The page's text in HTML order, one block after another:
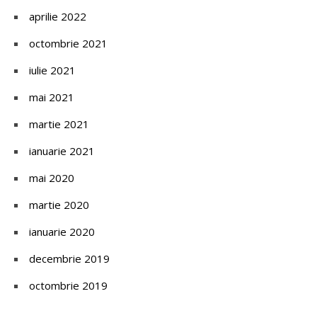
aprilie 2022
octombrie 2021
iulie 2021
mai 2021
martie 2021
ianuarie 2021
mai 2020
martie 2020
ianuarie 2020
decembrie 2019
octombrie 2019